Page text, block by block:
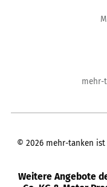
mehr-
© 2026 mehr-tanken ist
Weitere Angebote